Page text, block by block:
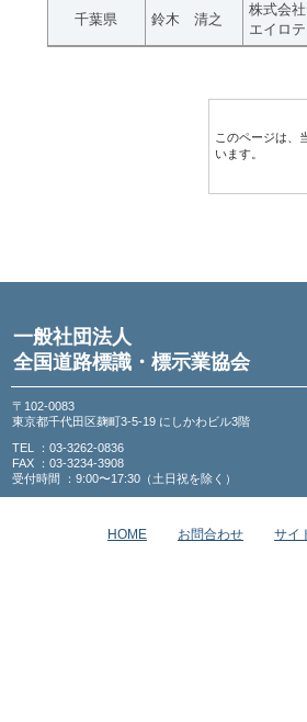
千葉県 鈴木 清之
株式会
エイロ
このページは、
います。
一般社団法人
全国道路標識・標示業協会
〒102-0083
東京都千代田区麹町3-5-19 にしかわビル3階
TEL ：03-3262-0836
FAX ：03-3234-3908
受付時間 ：9:00〜17:30（土日祝を除く）
HOME お問合わせ サイ